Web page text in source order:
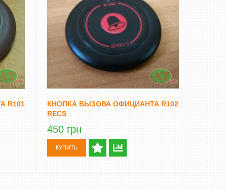
R101
КНОПКА ВЫЗОВА ОФИЦИАНТА R102
RECS
450 грн
КУПИТЬ